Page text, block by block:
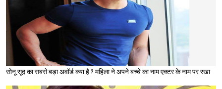
सोनू सूद का सबसे बड़ा अवॉर्ड क्या है ? महिला ने अपने बच्चे का नाम एक्टर के नाम पर रखा